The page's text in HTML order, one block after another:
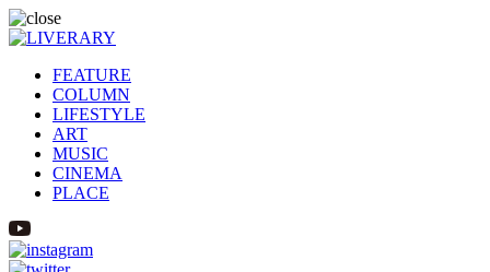
FEATURE
COLUMN
LIFESTYLE
ART
MUSIC
CINEMA
PLACE